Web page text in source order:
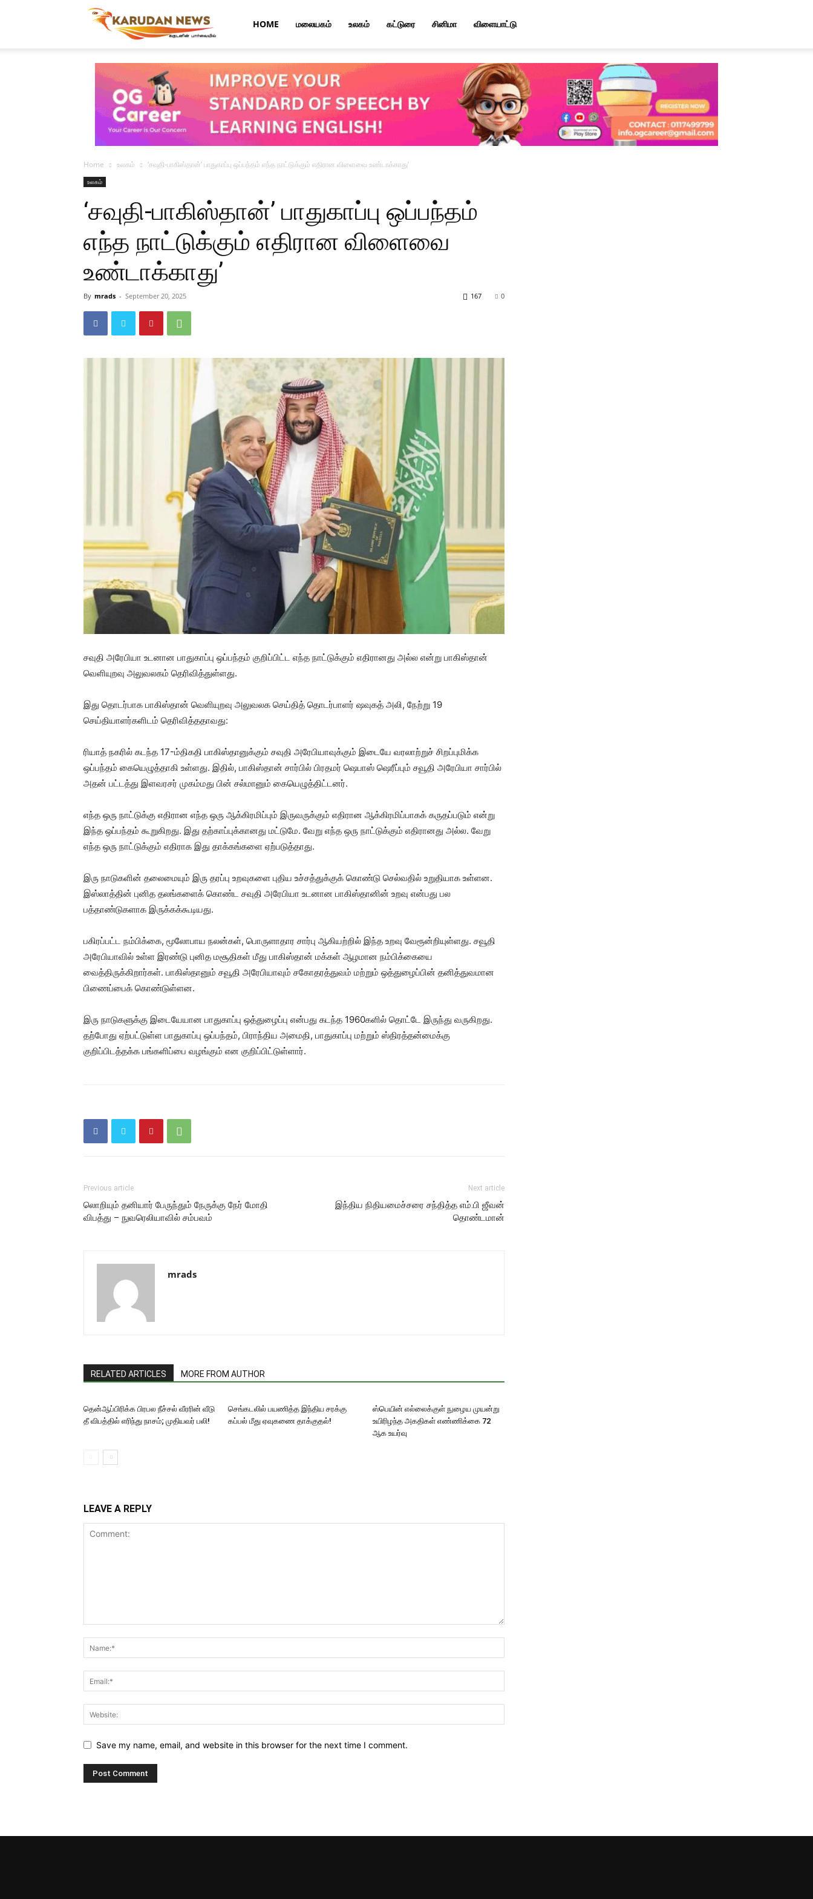
Karudan
News
HOME மலையகம் உலகம் கட்டுரை சினிமா விளையாட்டு
Home உலகம் ‘சவுதி-பாகிஸ்தான்’ பாதுகாப்பு ஒப்பந்தம் எந்த நாட்டுக்கும் எதிரான விளைவை உண்டாக்காது’
உலகம்
‘சவுதி-பாகிஸ்தான்’ பாதுகாப்பு ஒப்பந்தம்
எந்த நாட்டுக்கும் எதிரான விளைவை
உண்டாக்காது’
By mrads - September 20, 2025 0
167
சவுதி அரேபியா உடனான பாதுகாப்பு ஒப்பந்தம் குறிப்பிட்ட எந்த நாட்டுக்கும் எதிரானது அல்ல என்று பாகிஸ்தான்
வெளியுறவு அலுவலகம் தெரிவித்துள்ளது.
இது தொடர்பாக பாகிஸ்தான் வெளியுறவு அலுவலக செய்தித் தொடர்பாளர் ஷவுகத் அலி, நேற்று 19
செய்தியாளர்களிடம் தெரிவித்ததாவது:
ரியாத் நகரில் கடந்த 17-ம்திகதி பாகிஸ்தானுக்கும் சவுதி அரேபியாவுக்கும் இடையே வரலாற்றுச் சிறப்புமிக்க
ஒப்பந்தம் கையெழுத்தாகி உள்ளது. இதில், பாகிஸ்தான் சார்பில் பிரதமர் ஷெபாஸ் ஷெரீப்பும் சவூதி அரேபியா சார்பில்
அதன் பட்டத்து இளவரசர் முகம்மது பின் சல்மானும் கையெழுத்திட்டனர்.
எந்த ஒரு நாட்டுக்கு எதிரான எந்த ஒரு ஆக்கிரமிப்பும் இருவருக்கும் எதிரான ஆக்கிரமிப்பாகக் கருதப்படும் என்று
இந்த ஒப்பந்தம் கூறுகிறது. இது தற்காப்புக்கானது மட்டுமே. வேறு எந்த ஒரு நாட்டுக்கும் எதிரானது அல்ல. வேறு
எந்த ஒரு நாட்டுக்கும் எதிராக இது தாக்கங்களை ஏற்படுத்தாது.
இரு நாடுகளின் தலைமையும் இரு தரப்பு உறவுகளை புதிய உச்சத்துக்குக் கொண்டு செல்வதில் உறுதியாக உள்ளன.
இஸ்லாத்தின் புனித தலங்களைக் கொண்ட சவுதி அரேபியா உடனான பாகிஸ்தானின் உறவு என்பது பல
பத்தாண்டுகளாக இருக்கக்கூடியது.
பகிரப்பட்ட நம்பிக்கை, மூலோபாய நலன்கள், பொருளாதார சார்பு ஆகியற்றில் இந்த உறவு வேரூன்றியுள்ளது. சவூதி
அரேபியாவில் உள்ள இரண்டு புனித மசூதிகள் மீது பாகிஸ்தான் மக்கள் ஆழமான நம்பிக்கையை
வைத்திருக்கிறார்கள். பாகிஸ்தானும் சவூதி அரேபியாவும் சகோதரத்துவம் மற்றும் ஒத்துழைப்பின் தனித்துவமான
பிணைப்பைக் கொண்டுள்ளன.
இரு நாடுகளுக்கு இடையேயான பாதுகாப்பு ஒத்துழைப்பு என்பது கடந்த 1960களில் தொட்டே இருந்து வருகிறது.
தற்போது ஏற்பட்டுள்ள பாதுகாப்பு ஒப்பந்தம், பிராந்திய அமைதி, பாதுகாப்பு மற்றும் ஸ்திரத்தன்மைக்கு
குறிப்பிடத்தக்க பங்களிப்பை வழங்கும் என குறிப்பிட்டுள்ளார்.
Previous article
லொறியும் தனியார் பேருந்தும் நேருக்கு நேர் மோதி
விபத்து – நுவரெலியாவில் சம்பவம்
Next article
இந்திய நிதியமைச்சரை சந்தித்த எம்.பி ஜீவன்
தொண்டமான்
mrads
RELATED ARTICLES MORE FROM AUTHOR
தென்ஆப்பிரிக்க பிரபல நீச்சல் வீரரின் வீடு
தீ விபத்தில் எரிந்து நாசம்; முதியவர் பலி!
செங்கடலில் பயணித்த இந்திய சரக்கு
கப்பல் மீது ஏவுகணை தாக்குதல்!
ஸ்பெயின் எல்லைக்குள் நுழைய முயன்று
உயிரிழந்த அகதிகள் எண்ணிக்கை 72
ஆக உயர்வு
LEAVE A REPLY
Save my name, email, and website in this browser for the next time I comment.